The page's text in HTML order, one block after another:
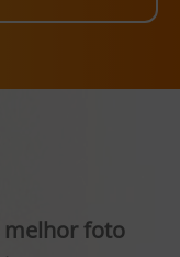
melhor foto